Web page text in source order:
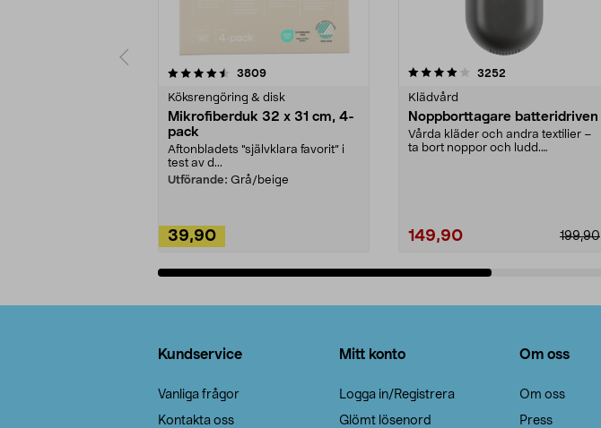
3809recensioner
Köksrengöring & disk
Mikrofiberduk 32 x 31 cm, 4-
pack
Aftonbladets "självklara favorit” i
test av d...
Utförande: Grå/beige
39,90
4.0av 5 stjärnor 3252
Klädvård
Noppborttagare batteridriven
Vårda kläder och andra textilier –
ta bort noppor och ludd.
199,90
149,90
4.5av 5 stjärnor
Kundservice
Vanliga frågor
Kontakta oss
Mitt konto
Logga in/Registrera
Glömt lösenord
Om oss
Om oss
Press